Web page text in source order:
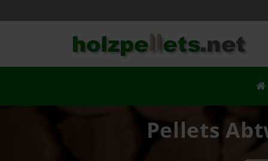
Pellets